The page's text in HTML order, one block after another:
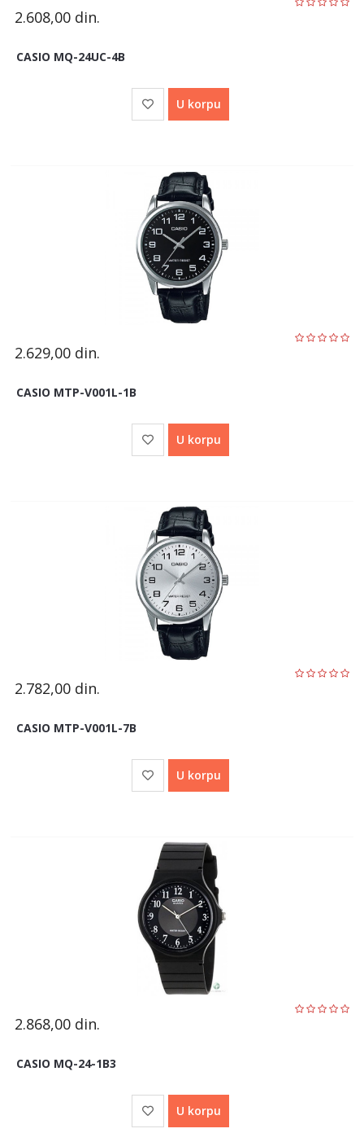
2.608,00 din.
CASIO MQ-24UC-4B
U korpu
2.629,00 din.
CASIO MTP-V001L-1B
U korpu
2.782,00 din.
CASIO MTP-V001L-7B
U korpu
2.868,00 din.
CASIO MQ-24-1B3
U korpu